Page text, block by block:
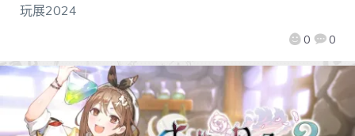
0 0
玩展2024